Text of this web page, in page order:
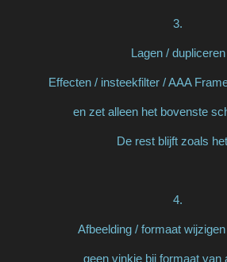
3.
Lagen / dupliceren
Effecten / insteekfilter / AAA
en zet alleen het bovenste
De rest blijft zoals
4.
Afbeelding / formaat
geen vinkje bij formaat van